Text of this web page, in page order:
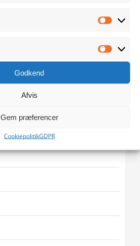
Godkend
Afvis
Gem præferencer
CookiepolitikGDPR